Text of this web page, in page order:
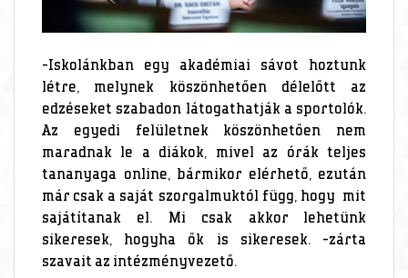
-Iskolánkban egy akadémiai sávot hoztunk
létre, melynek köszönhetően délelőtt az
edzéseket szabadon látogathatják a sportolók.
Az egyedi felületnek köszönhetően nem
maradnak le a diákok, mivel az órák teljes
tananyaga online, bármikor elérhető, ezután
már csak a saját szorgalmuktól függ, hogy mit
sajátítanak el. Mi csak akkor lehetünk
sikeresek, hogyha ők is sikeresek. -zárta
szavait az intézményvezető.